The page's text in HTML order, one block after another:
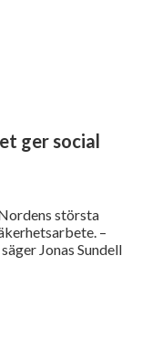
ger social
största
–
Jonas Sundell